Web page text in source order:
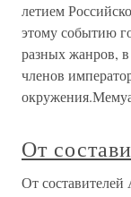
летием
этому событию
разных жанров,
членов
От
От